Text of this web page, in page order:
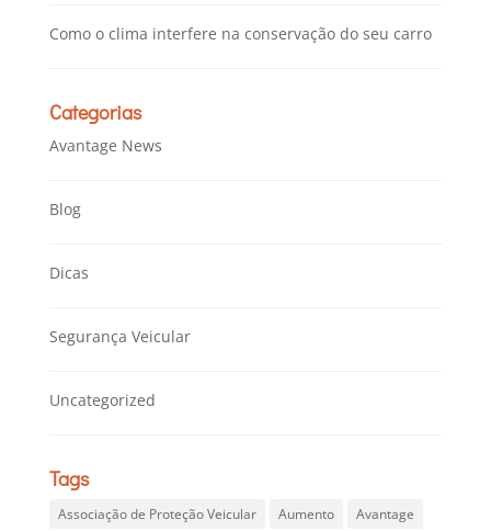
Como o clima interfere na conservação do seu carro
Categorias
Avantage News
Blog
Dicas
Segurança Veicular
Uncategorized
Tags
Associação de Proteção Veicular Aumento
Avantage